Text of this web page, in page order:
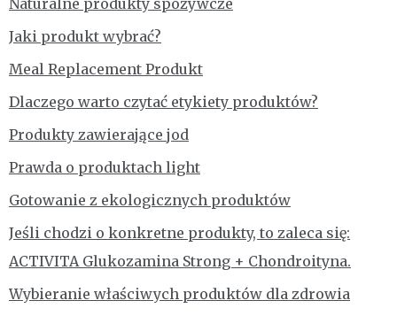
Naturalne produkty spożywcze
Jaki produkt wybrać?
Meal Replacement Produkt
Dlaczego warto czytać etykiety produktów?
Produkty zawierające jod
Prawda o produktach light
Gotowanie z ekologicznych produktów
Jeśli chodzi o konkretne produkty, to zaleca się:
ACTIVITA Glukozamina Strong + Chondroityna.
Wybieranie właściwych produktów dla zdrowia